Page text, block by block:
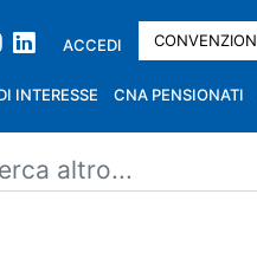
ACCEDI
INTERESSE CNA PENSIONATI